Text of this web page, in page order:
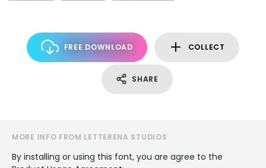
FREE DOWNLOAD COLLECT
SHARE
MORE INFO FROM LETTERENA STUDIOS
By installing or using this font, you are agree to the